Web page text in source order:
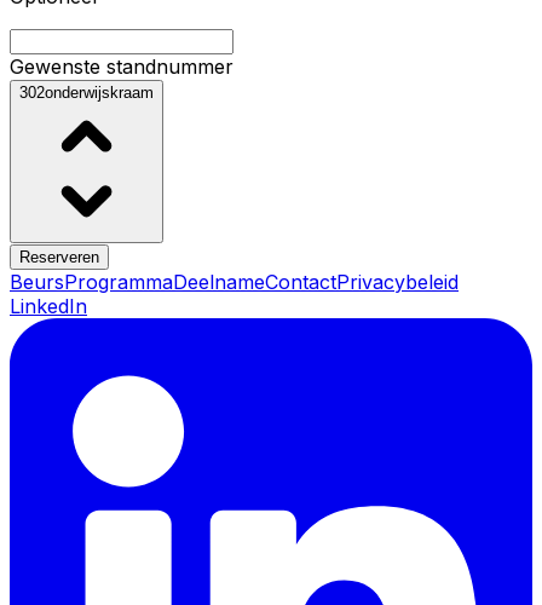
Gewenste standnummer
302onderwijskraam
Reserveren
BeursProgrammaDeelnameContactPrivacybeleid
LinkedIn